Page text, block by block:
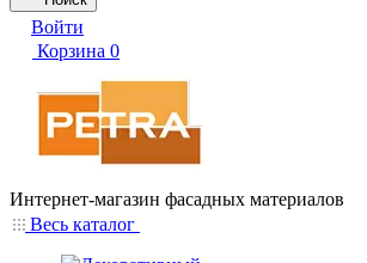
Войти
Корзина 0
Интернет-магазин фасадных материалов
Весь каталог